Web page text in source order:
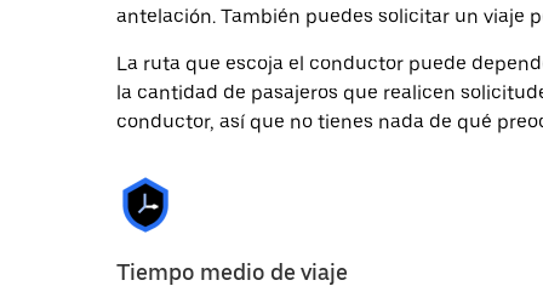
antelación. También puedes solicitar un viaje
La ruta que escoja el conductor puede
la cantidad de pasajeros que realicen
conductor, así que no tienes nada de qué
Tiempo medio de viaje